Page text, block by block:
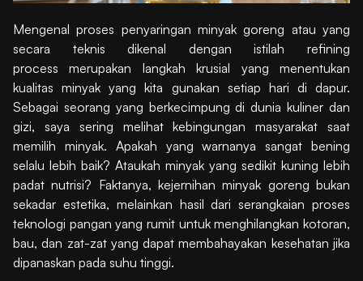
Mengenal proses penyaringan minyak goreng atau yang
secara teknis dikenal dengan istilah refining
process merupakan langkah krusial yang menentukan
kualitas minyak yang kita gunakan setiap hari di dapur.
Sebagai seorang yang berkecimpung di dunia kuliner dan
gizi, saya sering melihat kebingungan masyarakat saat
memilih minyak. Apakah yang warnanya sangat bening
selalu lebih baik? Ataukah minyak yang sedikit kuning lebih
padat nutrisi? Faktanya, kejernihan minyak goreng bukan
sekadar estetika, melainkan hasil dari serangkaian proses
teknologi pangan yang rumit untuk menghilangkan kotoran,
bau, dan zat-zat yang dapat membahayakan kesehatan jika
dipanaskan pada suhu tinggi.